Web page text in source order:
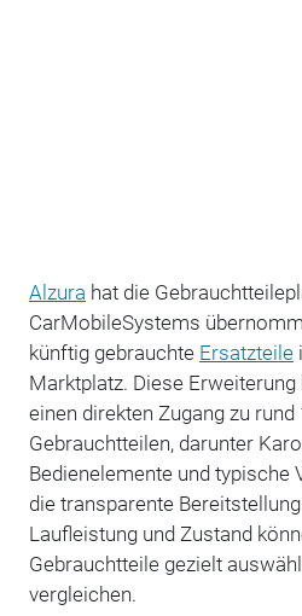
Alzura hat die
CarMobileSystems
künftig gebrauchte Ersatzteile
Marktplatz. Diese Erweiterung
einen direkten Zugang zu
Gebrauchtteilen, darunter
Bedienelemente und typische
die transparente
Laufleistung und Zustand
Gebrauchtteile gezielt
vergleichen.